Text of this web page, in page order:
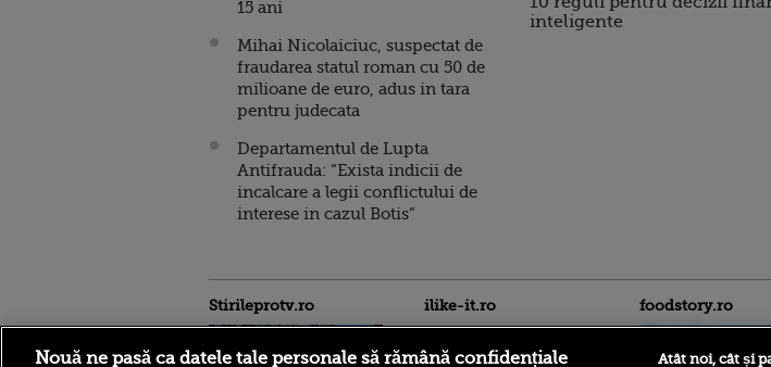
15 ani
Mihai Nicolaiciuc, suspectat de
fraudarea statul roman cu 50 de
milioane de euro, adus in tara
pentru judecata
Departamentul de Lupta
Antifrauda: “Exista indicii de
incalcare a legii conflictului de
interese in cazul Botis”
inteligente
Stirileprotv.ro ilike-it.ro foodstory.ro
Nouă ne pasă ca datele tale personale să rămână confidențiale Atât noi, cât și